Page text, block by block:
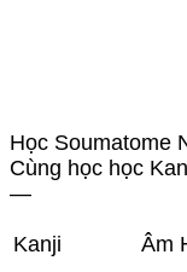
Học Soumatome
Cùng học học
—
Kanji Âm